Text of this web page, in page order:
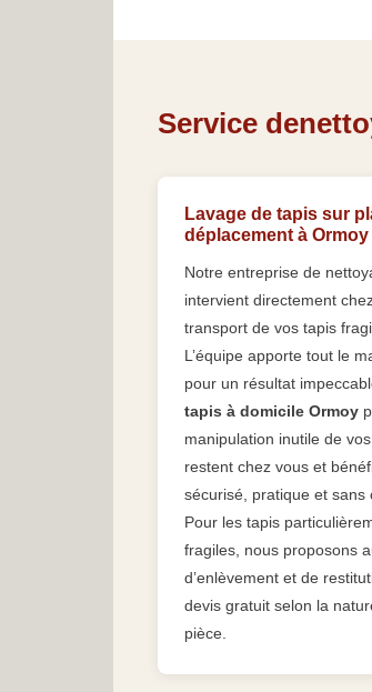
Service
Lavage de tapis sur
déplacement à Ormoy
Notre entreprise de
intervient directement
transport de vos tapis
L’équipe apporte tout le
pour un résultat
tapis à domicile Ormoy
manipulation inutile de
restent chez vous et
sécurisé, pratique et sans
Pour les tapis
fragiles, nous proposons
d’enlèvement et de
devis gratuit selon la
pièce.